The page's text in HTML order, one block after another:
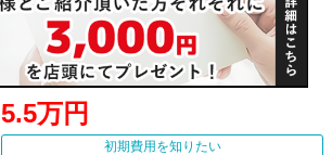
5.5万円
初期費用を知りたい